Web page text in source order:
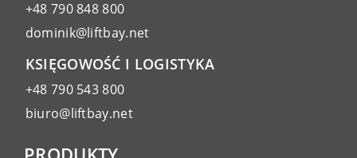
+48 790 848 800
dominik@liftbay.net
KSIĘGOWOŚĆ I LOGISTYKA
+48 790 543 800
biuro@liftbay.net